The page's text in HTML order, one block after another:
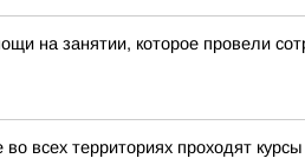
на занятии, которое провели
всех территориях проходят